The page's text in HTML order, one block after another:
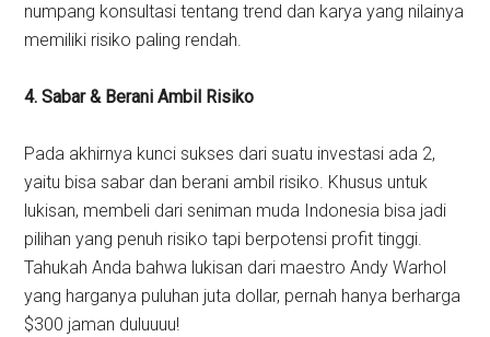
numpang konsultasi tentang trend dan karya yang nilainya
memiliki risiko paling rendah.
4. Sabar & Berani Ambil Risiko
Pada akhirnya kunci sukses dari suatu investasi ada 2,
yaitu bisa sabar dan berani ambil risiko. Khusus untuk
lukisan, membeli dari seniman muda Indonesia bisa jadi
pilihan yang penuh risiko tapi berpotensi profit tinggi.
Tahukah Anda bahwa lukisan dari maestro Andy Warhol
yang harganya puluhan juta dollar, pernah hanya berharga
$300 jaman duluuuu!